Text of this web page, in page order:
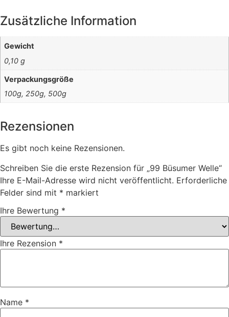
Zusätzliche Information
Gewicht
0,10 g
Verpackungsgröße
100g, 250g, 500g
Rezensionen
Es gibt noch keine Rezensionen.
Schreiben Sie die erste Rezension für „99 Büsumer Welle“
Ihre E-Mail-Adresse wird nicht veröffentlicht. Erforderliche
Felder sind mit * markiert
Ihre Bewertung *
Ihre Rezension *
Name *